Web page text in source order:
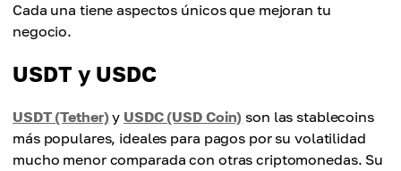
Cada una tiene aspectos únicos que mejoran tu
negocio.
USDT y USDC
USDT (Tether) y USDC (USD Coin) son las stablecoins
más populares, ideales para pagos por su volatilidad
mucho menor comparada con otras criptomonedas. Su